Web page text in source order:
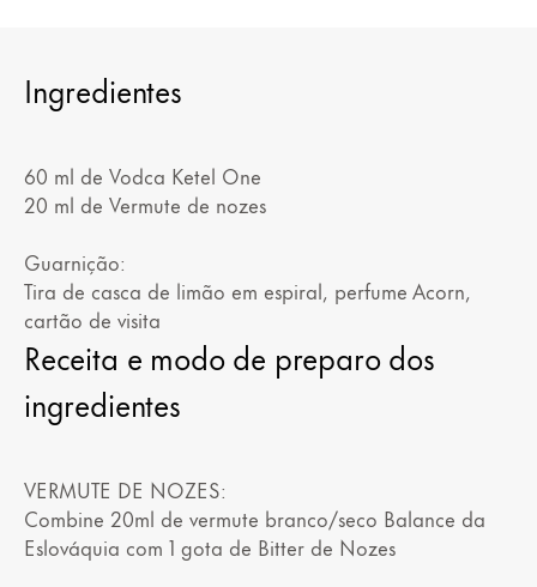
Ingredientes
60 ml de Vodca Ketel One
20 ml de Vermute de nozes
Guarnição:
Tira de casca de limão em espiral, perfume Acorn,
cartão de visita
Receita e modo de preparo dos
ingredientes
VERMUTE DE NOZES:
Combine 20ml de vermute branco/seco Balance da
Eslováquia com 1 gota de Bitter de Nozes